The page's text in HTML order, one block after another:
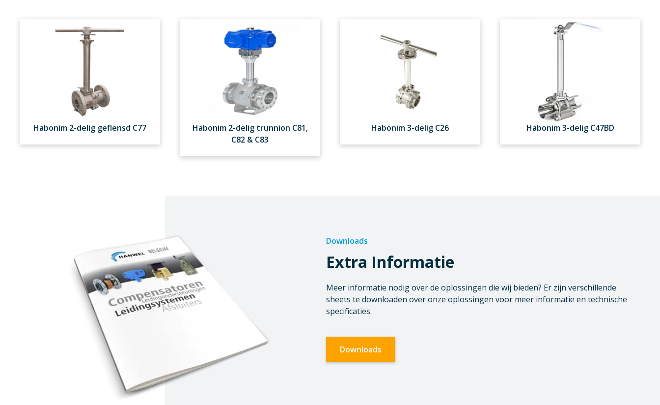
Habonim 2-delig geflensd C77
Habonim 2-delig trunnion C81,
C82 & C83
Habonim 3-delig C26 Habonim 3-delig C47BD
Downloads
Extra Informatie
Meer informatie nodig over de oplossingen die wij bieden? Er zijn verschillende
sheets te downloaden over onze oplossingen voor meer informatie en technische
specificaties.
Downloads